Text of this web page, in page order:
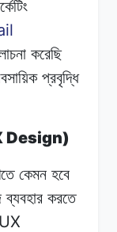
করেছি
প্রবৃদ্ধি
Design)
কেমন হবে
করতে